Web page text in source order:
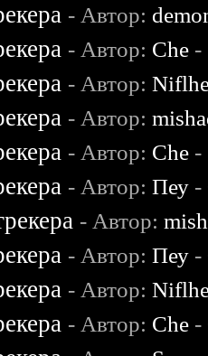
- Автор:
- Автор: Che -
- Автор:
- Автор:
- Автор: Che -
- Автор:Пеу -
- Автор:
- Автор:Пеу -
- Автор:
- Автор: Che -